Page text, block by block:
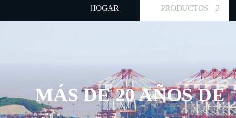
HOGAR PRODUCTOS
MÁS DE 20 AÑOS DE